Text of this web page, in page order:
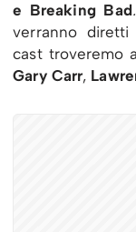
e Breaking Bad
verranno
cast troveremo
Gary Carr,